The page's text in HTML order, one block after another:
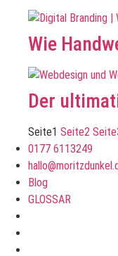
Wie
Der
Seite1 Seite2 Seite
0177 6113249
Blog
GLOSSAR